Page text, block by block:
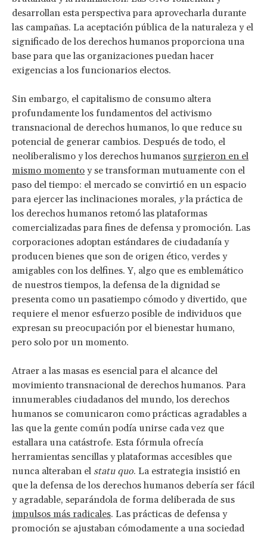
desarrollan esta perspectiva para aprovecharla durante
las campañas. La aceptación pública de la naturaleza y el
significado de los derechos humanos proporciona una
base para que las organizaciones puedan hacer
exigencias a los funcionarios electos.
Sin embargo, el capitalismo de consumo altera
profundamente los fundamentos del activismo
transnacional de derechos humanos, lo que reduce su
potencial de generar cambios. Después de todo, el
neoliberalismo y los derechos humanos surgieron en el
mismo momento y se transforman mutuamente con el
paso del tiempo: el mercado se convirtió en un espacio
para ejercer las inclinaciones morales, yla práctica de
los derechos humanos retomó las plataformas
comercializadas para fines de defensa y promoción. Las
corporaciones adoptan estándares de ciudadanía y
producen bienes que son de origen ético, verdes y
amigables con los delfines. Y, algo que es emblemático
de nuestros tiempos, la defensa de la dignidad se
presenta como un pasatiempo cómodo y divertido, que
requiere el menor esfuerzo posible de individuos que
expresan su preocupación por el bienestar humano,
pero solo por un momento.
Atraer a las masas es esencial para el alcance del
movimiento transnacional de derechos humanos. Para
innumerables ciudadanos del mundo, los derechos
humanos se comunicaron como prácticas agradables a
las que la gente común podía unirse cada vez que
estallara una catástrofe. Esta fórmula ofrecía
herramientas sencillas y plataformas accesibles que
nunca alteraban el statu quo. La estrategia insistió en
que la defensa de los derechos humanos debería ser fácil
y agradable, separándola de forma deliberada de sus
impulsos más radicales. Las prácticas de defensa y
promoción se ajustaban cómodamente a una sociedad